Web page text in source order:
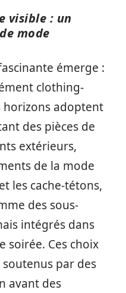
visible : un
mode
émerge :
clothing-
horizons adoptent
des pièces de
extérieurs,
de la mode
les cache-tétons,
des sous-
intégrés dans
soirée. Ces choix
par des
avant des